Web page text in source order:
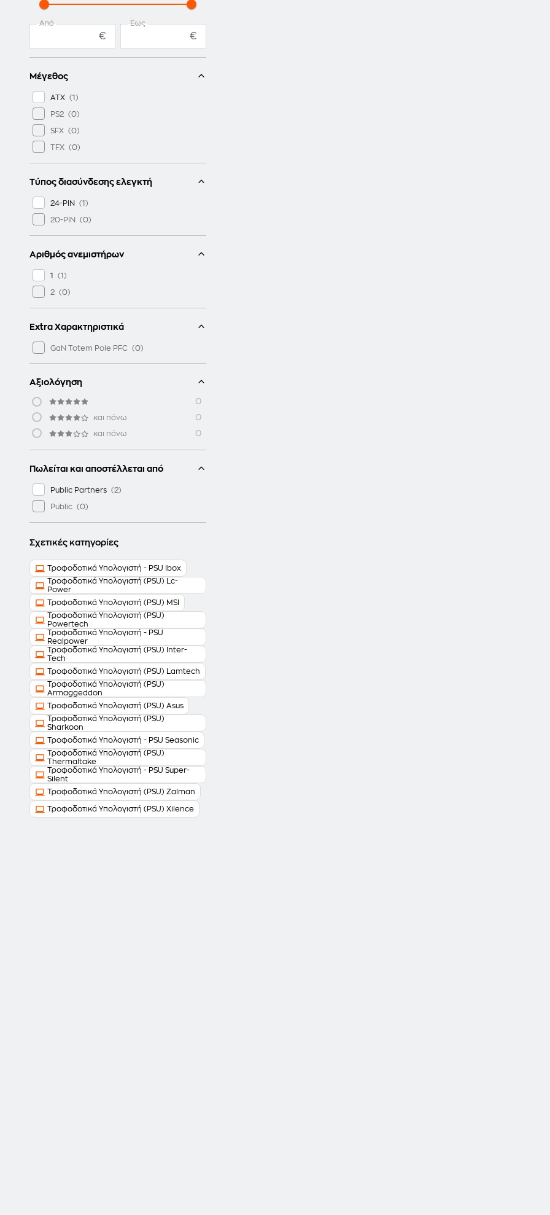
Από
€
Έως
€
Μέγεθος
ATX
PS2
SFX
TFX
Τύπος διασύνδεσης ελεγκτή
24-PIN
20-PIN
Αριθμός ανεμιστήρων
1
2
Extra Χαρακτηριστικά
GaN Totem Pole PFC
Αξιολόγηση
0
και πάνω 0
και πάνω 0
Πωλείται και αποστέλλεται από
Public Partners
Public
Σχετικές κατηγορίες
Τροφοδοτικά Υπολογιστή - PSU Ibox
Τροφοδοτικά Υπολογιστή (PSU) Lc-
Power
Τροφοδοτικά Υπολογιστή (PSU) MSI
Τροφοδοτικά Υπολογιστή (PSU)
Powertech
Τροφοδοτικά Υπολογιστή - PSU
Realpower
Τροφοδοτικά Υπολογιστή (PSU) Inter-
Tech
Τροφοδοτικά Υπολογιστή (PSU) Lamtech
Τροφοδοτικά Υπολογιστή (PSU)
Armaggeddon
Τροφοδοτικά Υπολογιστή (PSU) Asus
Τροφοδοτικά Υπολογιστή (PSU)
Sharkoon
Τροφοδοτικά Υπολογιστή - PSU Seasonic
Τροφοδοτικά Υπολογιστή (PSU)
Thermaltake
Τροφοδοτικά Υπολογιστή - PSU Super-
Silent
Τροφοδοτικά Υπολογιστή (PSU) Zalman
Τροφοδοτικά Υπολογιστή (PSU) Xilence